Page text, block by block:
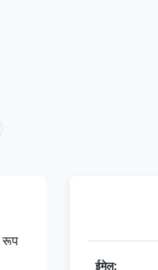
रूप
ईमेल: